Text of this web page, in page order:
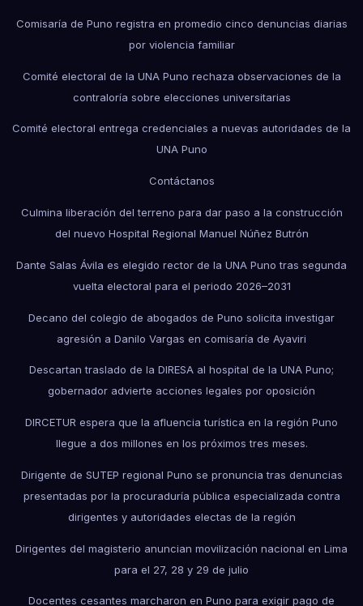
Comisaría de Puno registra en promedio cinco denuncias diarias
por violencia familiar
Comité electoral de la UNA Puno rechaza observaciones de la
contraloría sobre elecciones universitarias
Comité electoral entrega credenciales a nuevas autoridades de la
UNA Puno
Contáctanos
Culmina liberación del terreno para dar paso a la construcción
del nuevo Hospital Regional Manuel Núñez Butrón
Dante Salas Ávila es elegido rector de la UNA Puno tras segunda
vuelta electoral para el periodo 2026–2031
Decano del colegio de abogados de Puno solicita investigar
agresión a Danilo Vargas en comisaría de Ayaviri
Descartan traslado de la DIRESA al hospital de la UNA Puno;
gobernador advierte acciones legales por oposición
DIRCETUR espera que la afluencia turística en la región Puno
llegue a dos millones en los próximos tres meses.
Dirigente de SUTEP regional Puno se pronuncia tras denuncias
presentadas por la procuraduría pública especializada contra
dirigentes y autoridades electas de la región
Dirigentes del magisterio anuncian movilización nacional en Lima
para el 27, 28 y 29 de julio
Docentes cesantes marcharon en Puno para exigir pago de